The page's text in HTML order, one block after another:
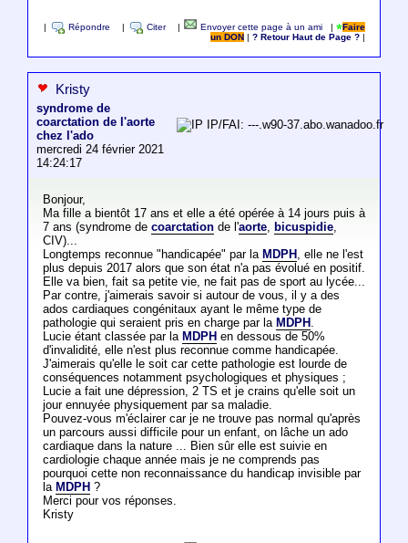
Répondre Citer Envoyer cette page à un ami |
Faire
un DON
|? Retour Haut de Page ?
Kristy
syndrome de
coarctation de l'aorte
chez l'ado
mercredi 24 février 2021
14:24:17
IP/FAI: ---.w90-37.abo.wanadoo.fr
Bonjour,
Ma fille a bientôt 17 ans et elle a été opérée à 14 jours puis à
7 ans (syndrome de coarctationde l'aorte, bicuspidie,
CIV)...
Longtemps reconnue "handicapée" par la MDPH , elle ne l'est
plus depuis 2017 alors que son état n'a pas évolué en positif.
Elle va bien, fait sa petite vie, ne fait pas de sport au lycée...
Par contre, j'aimerais savoir si autour de vous, il y a des
ados cardiaques congénitaux ayant le même type de
pathologie qui seraient pris en charge par la MDPH .
Lucie étant classée par la MDPH en dessous de 50%
d'invalidité, elle n'est plus reconnue comme handicapée.
J'aimerais qu'elle le soit car cette pathologie est lourde de
conséquences notamment psychologiques et physiques ;
Lucie a fait une dépression, 2 TS et je crains qu'elle soit un
jour ennuyée physiquement par sa maladie.
Pouvez-vous m'éclairer car je ne trouve pas normal qu'après
un parcours aussi difficile pour un enfant, on lâche un ado
cardiaque dans la nature ... Bien sûr elle est suivie en
cardiologie chaque année mais je ne comprends pas
pourquoi cette non reconnaissance du handicap invisible par
la MDPH ?
Merci pour vos réponses.
Kristy